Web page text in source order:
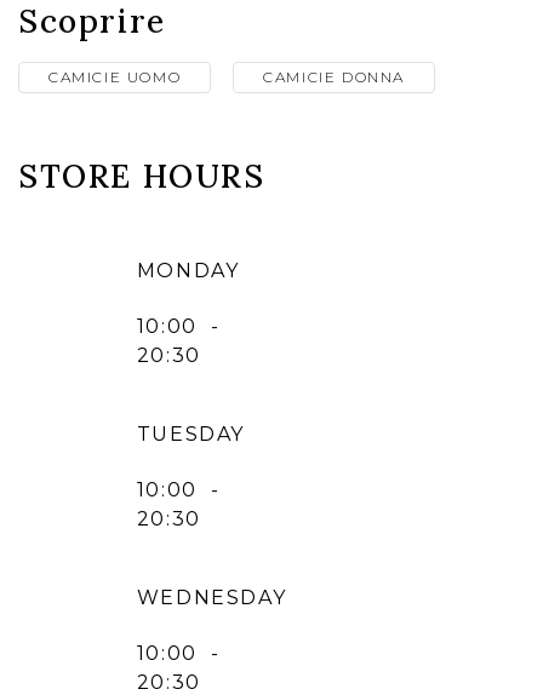
Scoprire
CAMICIE UOMO CAMICIE DONNA
STORE HOURS
MONDAY
10:00 -
20:30
TUESDAY
10:00 -
20:30
WEDNESDAY
10:00 -
20:30